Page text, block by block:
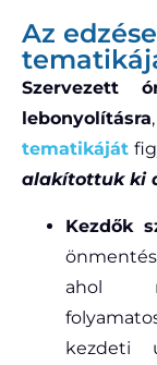
Az
Szervezett
lebonyolításra
tematikáját
alakítottuk ki
Kezdők
ahol
kezdeti